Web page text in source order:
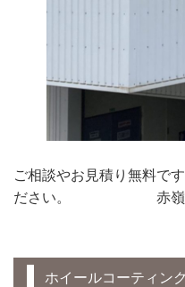
ご相談やお見積り無料で
ださい。 赤嶺
ホイールコーティン